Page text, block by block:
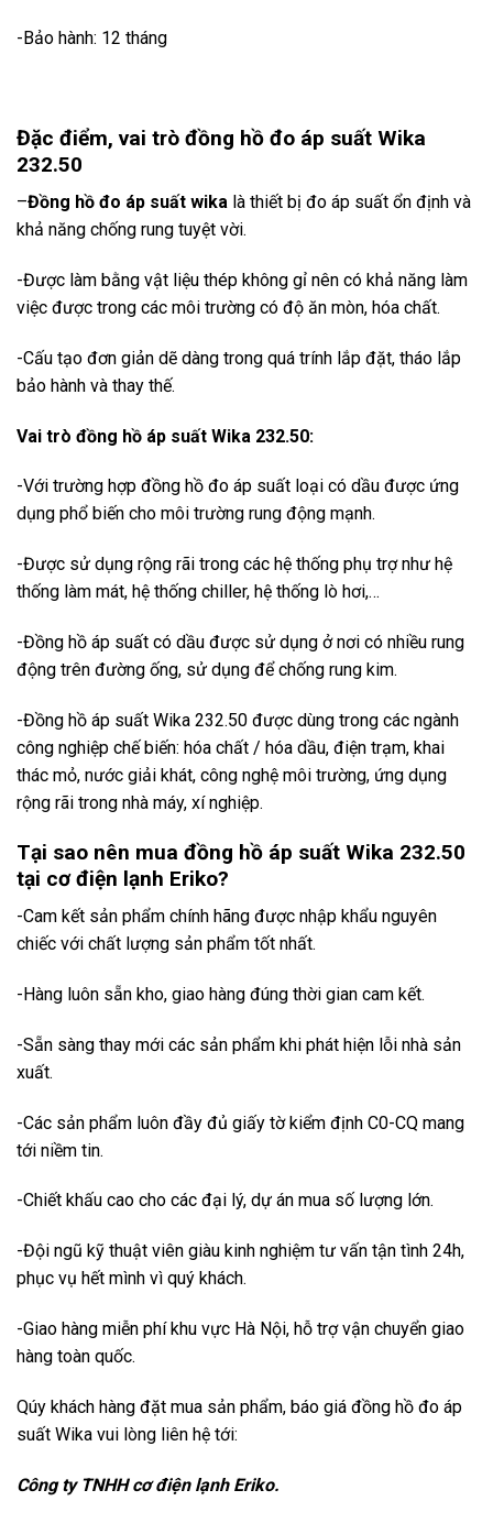
-Bảo hành: 12 tháng
Đặc điểm, vai trò đồng hồ đo áp suất Wika
232.50
–Đồng hồ đo áp suất wika là thiết bị đo áp suất ổn định và
khả năng chống rung tuyệt vời.
-Được làm bằng vật liệu thép không gỉ nên có khả năng làm
việc được trong các môi trường có độ ăn mòn, hóa chất.
-Cấu tạo đơn giản dẽ dàng trong quá trính lắp đặt, tháo lắp
bảo hành và thay thế.
Vai trò đồng hồ áp suất Wika 232.50:
-Với trường hợp đồng hồ đo áp suất loại có dầu được ứng
dụng phổ biến cho môi trường rung động mạnh.
-Được sử dụng rộng rãi trong các hệ thống phụ trợ như hệ
thống làm mát, hệ thống chiller, hệ thống lò hơi,…
-Đồng hồ áp suất có dầu được sử dụng ở nơi có nhiều rung
động trên đường ống, sử dụng để chống rung kim.
-Đồng hồ áp suất Wika 232.50 được dùng trong các ngành
công nghiệp chế biến: hóa chất / hóa dầu, điện trạm, khai
thác mỏ, nước giải khát, công nghệ môi trường, ứng dụng
rộng rãi trong nhà máy, xí nghiệp.
Tại sao nên mua đồng hồ áp suất Wika 232.50
tại cơ điện lạnh Eriko?
-Cam kết sản phẩm chính hãng được nhập khẩu nguyên
chiếc với chất lượng sản phẩm tốt nhất.
-Hàng luôn sẵn kho, giao hàng đúng thời gian cam kết.
-Sẵn sàng thay mới các sản phẩm khi phát hiện lỗi nhà sản
xuất.
-Các sản phẩm luôn đầy đủ giấy tờ kiểm định C0-CQ mang
tới niềm tin.
-Chiết khấu cao cho các đại lý, dự án mua số lượng lớn.
-Đội ngũ kỹ thuật viên giàu kinh nghiệm tư vấn tận tình 24h,
phục vụ hết mình vì quý khách.
-Giao hàng miễn phí khu vực Hà Nội, hỗ trợ vận chuyển giao
hàng toàn quốc.
Qúy khách hàng đặt mua sản phẩm, báo giá đồng hồ đo áp
suất Wika vui lòng liên hệ tới:
Công ty TNHH cơ điện lạnh Eriko.